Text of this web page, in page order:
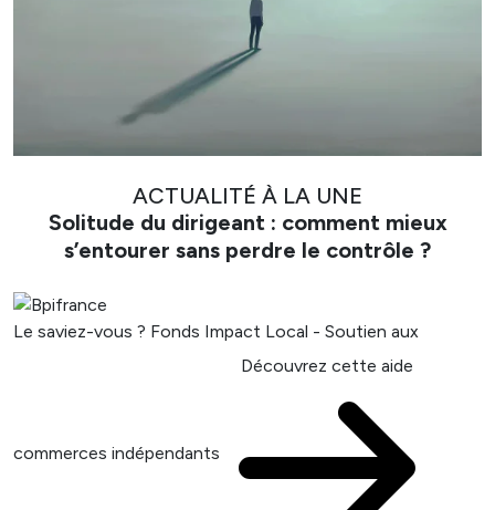
ACTUALITÉ À LA UNE
Solitude du dirigeant : comment mieux
s’entourer sans perdre le contrôle ?
Le saviez-vous ? Fonds Impact Local - Soutien aux
commerces indépendants
Découvrez cette aide